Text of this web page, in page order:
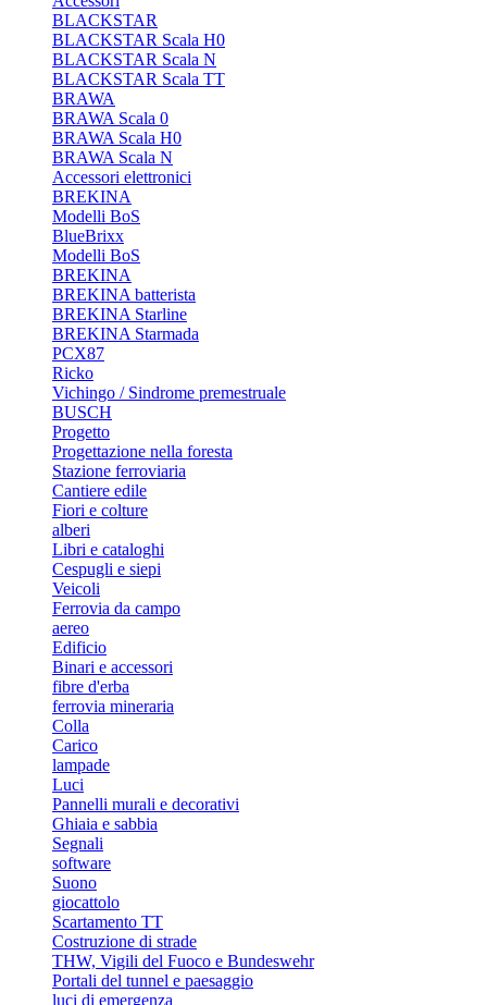
BLACKSTAR
BLACKSTAR Scala H0
BLACKSTAR Scala N
BLACKSTAR Scala TT
BRAWA
BRAWA Scala 0
BRAWA Scala H0
BRAWA Scala N
Accessori elettronici
BREKINA
Modelli BoS
BlueBrixx
Modelli BoS
BREKINA
BREKINA batterista
BREKINA Starline
BREKINA Starmada
PCX87
Ricko
Vichingo / Sindrome premestruale
BUSCH
Progetto
Progettazione nella foresta
Stazione ferroviaria
Cantiere edile
Fiori e colture
alberi
Libri e cataloghi
Cespugli e siepi
Veicoli
Ferrovia da campo
aereo
Edificio
Binari e accessori
fibre d'erba
ferrovia mineraria
Colla
Carico
lampade
Luci
Pannelli murali e decorativi
Ghiaia e sabbia
Segnali
software
Suono
giocattolo
Scartamento TT
Costruzione di strade
THW, Vigili del Fuoco e Bundeswehr
Portali del tunnel e paesaggio
luci di emergenza